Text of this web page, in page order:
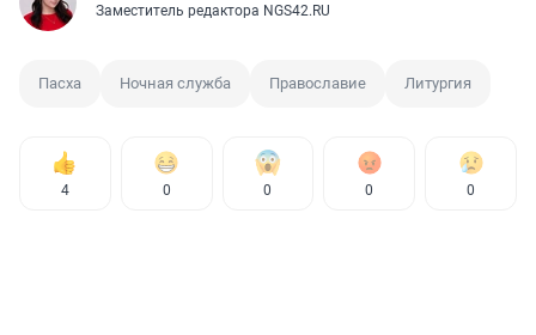
Заместитель редактора NGS42.RU
Пасха Ночная служба Православие Литургия
4 0 0 0 0